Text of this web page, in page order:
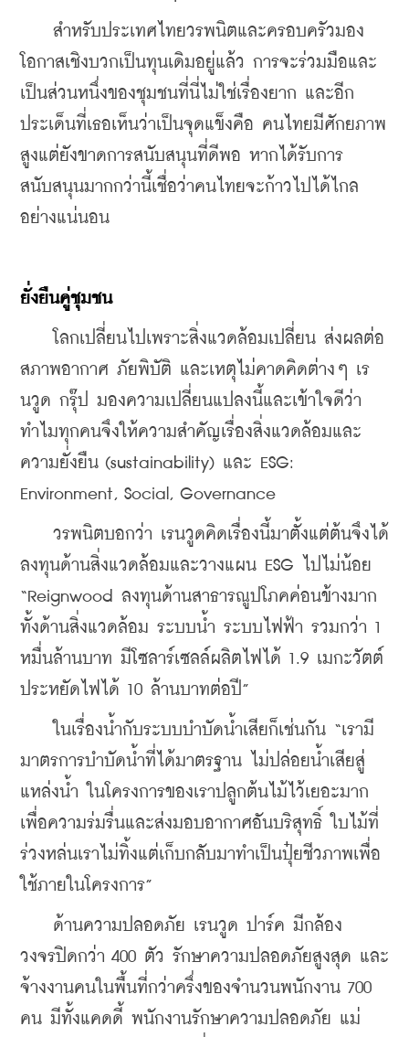
สำหรับประเทศไทยวรพนิตและครอบครัวมอง
โอกาสเชิงบวกเป็นทุนเดิมอยู่แล้ว การจะร่วมมือและ
เป็นส่วนหนึ่งของชุมชนที่นี่ไม่ใช่เรื่องยาก และอีก
ประเด็นที่เธอเห็นว่าเป็นจุดแข็งคือ คนไทยมีศักยภาพ
สูงแต่ยังขาดการสนับสนุนที่ดีพอ หากได้รับการ
สนับสนุนมากกว่านี้เชื่อว่าคนไทยจะก้าวไปได้ไกล
อย่างแน่นอน
ยั่งยืนคู่ชุมชน
โลกเปลี่ยนไปเพราะสิ่งแวดล้อมเปลี่ยน ส่งผลต่อ
สภาพอากาศ ภัยพิบัติ และเหตุไม่คาดคิดต่างๆ เร
นวูด กรุ๊ป มองความเปลี่ยนแปลงนี้และเข้าใจดีว่า
ทำไมทุกคนจึงให้ความสำคัญเรื่องสิ่งแวดล้อมและ
ความยั่งยืน (sustainability) และ ESG:
Environment, Social, Governance
วรพนิตบอกว่า เรนวูดคิดเรื่องนี้มาตั้งแต่ต้นจึงได้
ลงทุนด้านสิ่งแวดล้อมและวางแผน ESG ไปไม่น้อย
“Reignwood ลงทุนด้านสาธารณูปโภคค่อนข้างมาก
ทั้งด้านสิ่งแวดล้อม ระบบน้ำ ระบบไฟฟ้า รวมกว่า 1
หมื่นล้านบาท มีโซลาร์เซลล์ผลิตไฟได้ 1.9 เมกะวัตต์
ประหยัดไฟได้ 10 ล้านบาทต่อปี”
ในเรื่องน้ำกับระบบบำบัดน้ำเสียก็เช่นกัน “เรามี
มาตรการบำบัดน้ำที่ได้มาตรฐาน ไม่ปล่อยน้ำเสียสู่
แหล่งน้ำ ในโครงการของเราปลูกต้นไม้ไว้เยอะมาก
เพื่อความร่มรื่นและส่งมอบอากาศอันบริสุทธิ์ ใบไม้ที่
ร่วงหล่นเราไม่ทิ้งแต่เก็บกลับมาทำเป็นปุ๋ยชีวภาพเพื่อ
ใช้ภายในโครงการ”
ด้านความปลอดภัย เรนวูด ปาร์ค มีกล้อง
วงจรปิดกว่า 400 ตัว รักษาความปลอดภัยสูงสุด และ
จ้างงานคนในพื้นที่กว่าครึ่งของจำนวนพนักงาน 700
คน มีทั้งแคดดี้ พนักงานรักษาความปลอดภัย แม่